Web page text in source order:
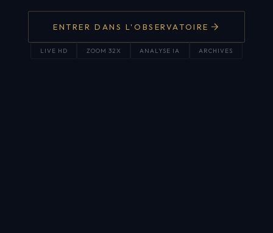
ENTRER DANS L'OBSERVATOIRE
LIVE HD ZOOM 32X ANALYSE IA ARCHIVES